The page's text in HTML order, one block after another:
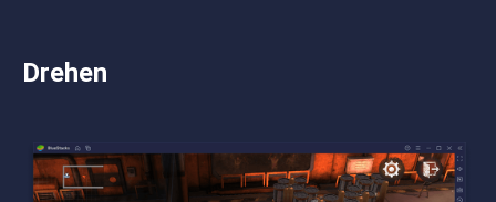
Drehen